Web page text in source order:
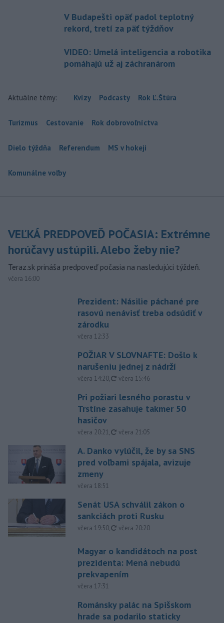
V Budapešti opäť padol teplotný
rekord, tretí za päť týždňov
VIDEO: Umelá inteligencia a robotika
pomáhajú už aj záchranárom
Aktuálne témy: Kvízy Podcasty Rok Ľ.Štúra
Turizmus Cestovanie Rok dobrovoľníctva
Dielo týždňa Referendum MS v hokeji
Komunálne voľby
VEĽKÁ PREDPOVEĎ POČASIA: Extrémne
horúčavy ustúpili. Alebo žeby nie?
Teraz.sk prináša predpoveď počasia na nasledujúci týždeň.
včera 16:00
Prezident: Násilie páchané pre
rasovú nenávisť treba odsúdiť v
zárodku
včera 12:33
POŽIAR V SLOVNAFTE: Došlo k
narušeniu jednej z nádrží
včera 14:20, aktualizované
včera 15:46
Pri požiari lesného porastu v
Trstíne zasahuje takmer 50
hasičov
včera 20:21, aktualizované
včera 21:05
A. Danko vylúčil, že by sa SNS
pred voľbami spájala, avizuje
zmeny
včera 18:51
Senát USA schválil zákon o
sankciách proti Rusku
včera 19:50, aktualizované
včera 20:20
Magyar o kandidátoch na post
prezidenta: Mená nebudú
prekvapením
včera 17:31
Románsky palác na Spišskom
hrade sa podarilo staticky